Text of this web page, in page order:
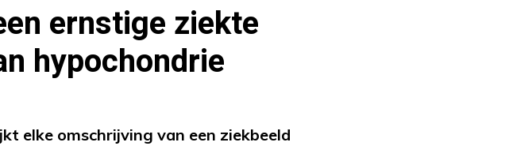
ernstige ziekte
hypochondrie
elke omschrijving van een ziekbeeld